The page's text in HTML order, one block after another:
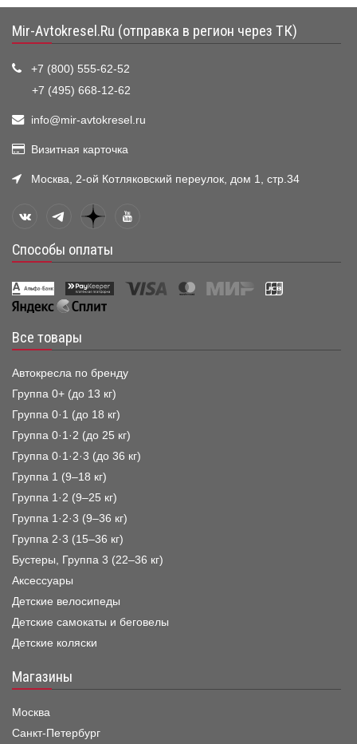
Mir-Avtokresel.Ru (отправка в регион через ТК)
+7 (800) 555-62-52
+7 (495) 668-12-62
info@mir-avtokresel.ru
Визитная карточка
Москва, 2-ой Котляковский переулок, дом 1, стр.34
Способы оплаты
Все товары
Автокресла по бренду
Группа 0+ (до 13 кг)
Группа 0·1 (до 18 кг)
Группа 0·1·2 (до 25 кг)
Группа 0·1·2·3 (до 36 кг)
Группа 1 (9–18 кг)
Группа 1·2 (9–25 кг)
Группа 1·2·3 (9–36 кг)
Группа 2·3 (15–36 кг)
Бустеры, Группа 3 (22–36 кг)
Аксессуары
Детские велосипеды
Детские самокаты и беговелы
Детские коляски
Магазины
Москва
Санкт-Петербург